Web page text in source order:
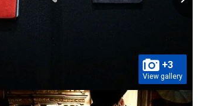
+3
View gallery